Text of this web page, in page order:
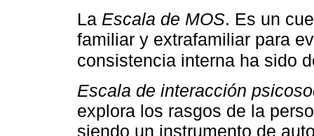
La Escala de MOS. Es un
familiar y extrafamiliar para
consistencia interna ha sido
Escala de interacción
explora los rasgos de la
siendo un instrumento de